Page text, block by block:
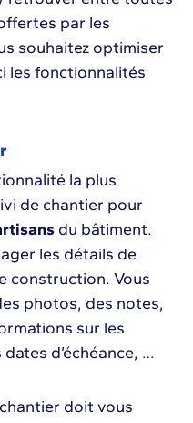
par les
souhaitez optimiser
les fonctionnalités
la plus
de chantier pour
du bâtiment.
les détails de
construction. Vous
photos, des notes,
sur les
d’échéance, …
doit vous